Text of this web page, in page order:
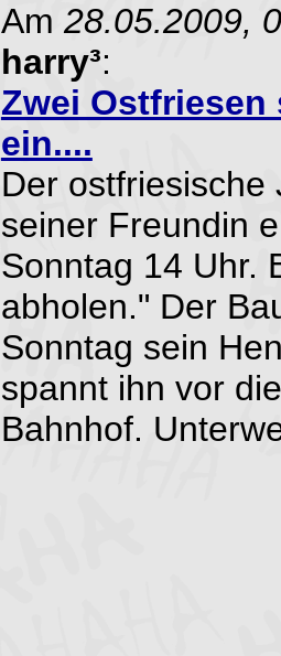
Am 28.05.2009,
harry³:
Zwei
ein....
Der ostfriesische
seiner Freundin
Sonntag 14 Uhr.
abholen." Der
Sonntag sein
spannt ihn vor
Bahnhof.